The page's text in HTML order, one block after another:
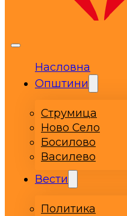
Насловна
Општини
Струмица
Ново Село
Босилово
Василево
Вести
Политика